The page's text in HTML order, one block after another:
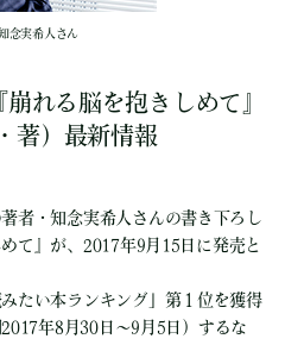
念実希人さん
崩れる脳を抱きしめて』
著）最新情報
者・知念実希人さんの書き下ろし
て』が、2017年9月15日に発売と
たい本ランキング」第１位を獲得
年8月30日～9月5日）するな